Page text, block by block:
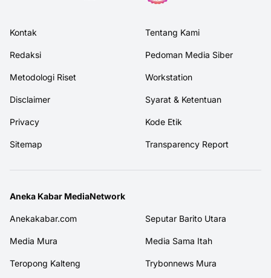
Kontak Tentang Kami
Redaksi Pedoman Media Siber
Metodologi Riset Workstation
Disclaimer Syarat & Ketentuan
Privacy Kode Etik
Sitemap Transparency Report
Aneka Kabar MediaNetwork
Anekakabar.com Seputar Barito Utara
Media Mura Media Sama Itah
Teropong Kalteng Trybonnews Mura